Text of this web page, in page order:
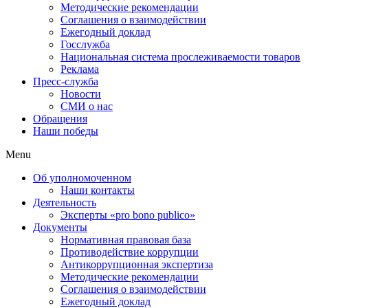
Методические рекомендации
Соглашения о взаимодействии
Ежегодный доклад
Госслужба
Национальная система прослеживаемости товаров
Реклама
Пресс-служба
Новости
СМИ о нас
Обращения
Наши победы
Menu
Об уполномоченном
Наши контакты
Деятельность
Эксперты «pro bono publico»
Документы
Нормативная правовая база
Противодействие коррупции
Антикоррупционная экспертиза
Методические рекомендации
Соглашения о взаимодействии
Ежегодный доклад